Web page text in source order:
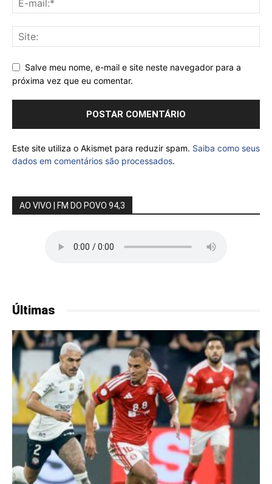
Salve meu nome, e-mail e site neste navegador para a
próxima vez que eu comentar.
Este site utiliza o Akismet para reduzir spam. Saiba como seus
dados em comentários são processados.
AO VIVO | FM DO POVO 94,3
Últimas